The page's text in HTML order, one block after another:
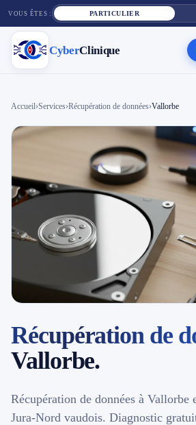
VOUS ÊTES : PARTICULIER
CyberClinique
Cyber Clinique
Réparation téléphone
Contact
📱 Réparation téléphone par marque
Région d'Yverdon
Accueil›Services›Récupération de données›Vallorbe
Récupération de
Vallorbe.
Récupération de données à Vallorbe
Jura-Nord vaudois. Diagnostic